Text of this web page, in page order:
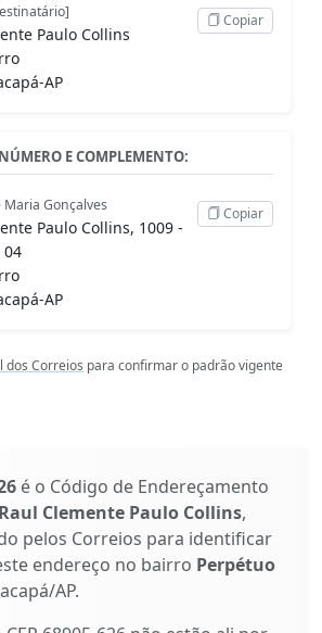
Paulo Collins
AP
Copiar
E COMPLEMENTO:
Maria Gonçalves
Paulo Collins, 1009 -
04
AP
Copiar
dos Correios para confirmar o padrão vigente
é o Código de Endereçamento
Clemente Paulo Collins,
pelos Correios para identificar
endereço no bairro Perpétuo
AP.